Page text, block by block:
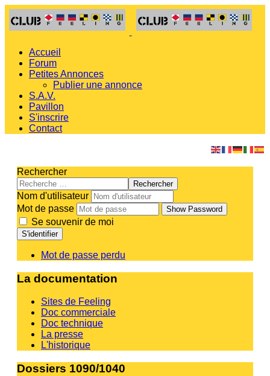
Accueil
Forum
Petites Annonces
Publier une annonce
S.A.V.
Pavillon
S'inscrire
Contact
Rechercher
Rechercher
Nom d'utilisateur
Mot de passe
Show Password
Se souvenir de moi
S'identifier
Mot de passe perdu
La documentation
Sites de Feeling
Doc commerciale
Doc technique
La presse
L'historique
Dossiers 1090/1040